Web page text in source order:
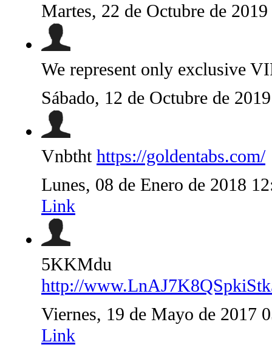
Martes, 22 de Octubre de
We represent only exclusive
Sábado, 12 de Octubre de
Vnbtht https://goldentabs.com/
Lunes, 08 de Enero de 2018
Link
5KKMdu
http://
Viernes, 19 de Mayo de 2017
Link